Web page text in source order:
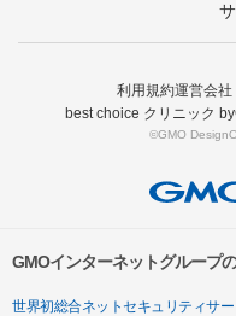
利用規約運営会社
best choice クリニック
©GMO
GMOインターネットグループ
世界初総合ネットセキュリティサー